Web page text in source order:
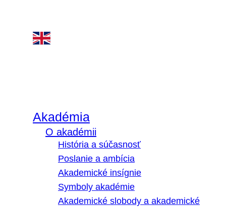
Akadémia
O akadémii
História a súčasnosť
Poslanie a ambícia
Akademické insígnie
Symboly akadémie
Akademické slobody a akademické